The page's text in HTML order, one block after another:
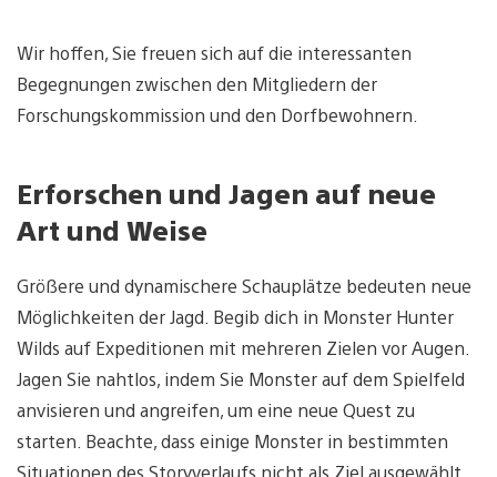
Wir hoffen, Sie freuen sich auf die interessanten
Begegnungen zwischen den Mitgliedern der
Forschungskommission und den Dorfbewohnern.
Erforschen und Jagen auf neue
Art und Weise
Größere und dynamischere Schauplätze bedeuten neue
Möglichkeiten der Jagd. Begib dich in Monster Hunter
Wilds auf Expeditionen mit mehreren Zielen vor Augen.
Jagen Sie nahtlos, indem Sie Monster auf dem Spielfeld
anvisieren und angreifen, um eine neue Quest zu
starten. Beachte, dass einige Monster in bestimmten
Situationen des Storyverlaufs nicht als Ziel ausgewählt